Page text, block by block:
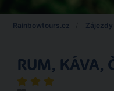
Rainbowtours.cz Zájezdy
RUM, KÁVA,